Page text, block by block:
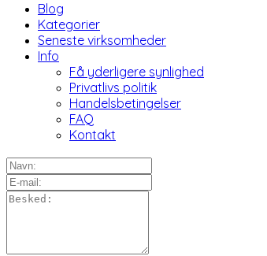
Blog
Kategorier
Seneste virksomheder
Info
Få yderligere synlighed
Privatlivs politik
Handelsbetingelser
FAQ
Kontakt